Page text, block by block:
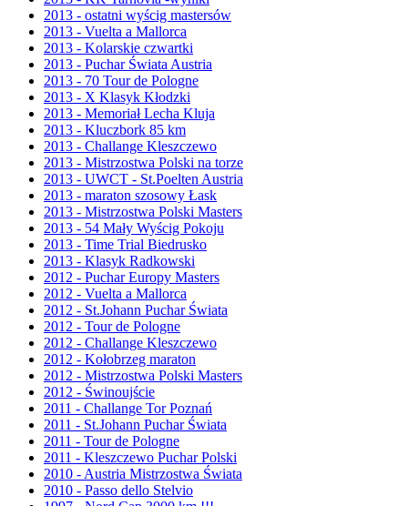
2013 - ostatni wyścig mastersów
2013 - Vuelta a Mallorca
2013 - Kolarskie czwartki
2013 - Puchar Świata Austria
2013 - 70 Tour de Pologne
2013 - X Klasyk Kłodzki
2013 - Memoriał Lecha Kluja
2013 - Kluczbork 85 km
2013 - Challange Kleszczewo
2013 - Mistrzostwa Polski na torze
2013 - UWCT - St.Poelten Austria
2013 - maraton szosowy Łask
2013 - Mistrzostwa Polski Masters
2013 - 54 Mały Wyścig Pokoju
2013 - Time Trial Biedrusko
2013 - Klasyk Radkowski
2012 - Puchar Europy Masters
2012 - Vuelta a Mallorca
2012 - St.Johann Puchar Świata
2012 - Tour de Pologne
2012 - Challange Kleszczewo
2012 - Kołobrzeg maraton
2012 - Mistrzostwa Polski Masters
2012 - Świnoujście
2011 - Challange Tor Poznań
2011 - St.Johann Puchar Świata
2011 - Tour de Pologne
2011 - Kleszczewo Puchar Polski
2010 - Austria Mistrzostwa Świata
2010 - Passo dello Stelvio